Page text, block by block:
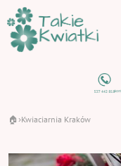
🏠 ›Kwiaciarnia Kraków